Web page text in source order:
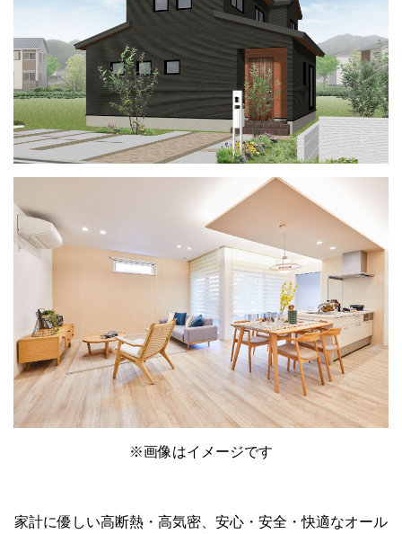
※画像はイメージです
家計に優しい高断熱・高気密、安心・安全・快適なオール